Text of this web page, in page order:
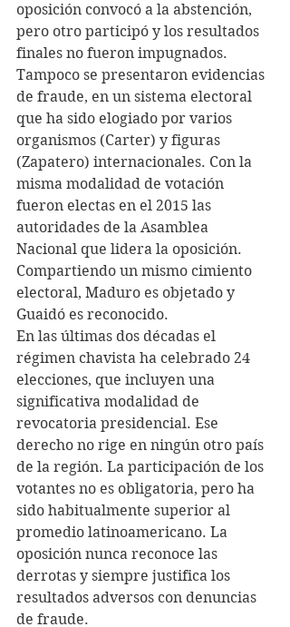
oposición convocó a la abstención,
pero otro participó y los resultados
finales no fueron impugnados.
Tampoco se presentaron evidencias
de fraude, en un sistema electoral
que ha sido elogiado por varios
organismos (Carter) y figuras
(Zapatero) internacionales. Con la
misma modalidad de votación
fueron electas en el 2015 las
autoridades de la Asamblea
Nacional que lidera la oposición.
Compartiendo un mismo cimiento
electoral, Maduro es objetado y
Guaidó es reconocido.
En las últimas dos décadas el
régimen chavista ha celebrado 24
elecciones, que incluyen una
significativa modalidad de
revocatoria presidencial. Ese
derecho no rige en ningún otro país
de la región. La participación de los
votantes no es obligatoria, pero ha
sido habitualmente superior al
promedio latinoamericano. La
oposición nunca reconoce las
derrotas y siempre justifica los
resultados adversos con denuncias
de fraude.